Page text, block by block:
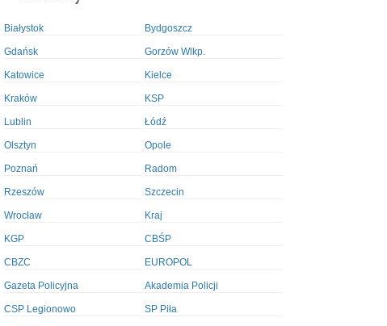
Białystok Bydgoszcz
Gdańsk Gorzów Wlkp.
Katowice Kielce
Kraków KSP
Lublin Łódź
Olsztyn Opole
Poznań Radom
Rzeszów Szczecin
Wrocław Kraj
KGP CBŚP
CBZC EUROPOL
Gazeta Policyjna Akademia Policji
CSP Legionowo SP Piła